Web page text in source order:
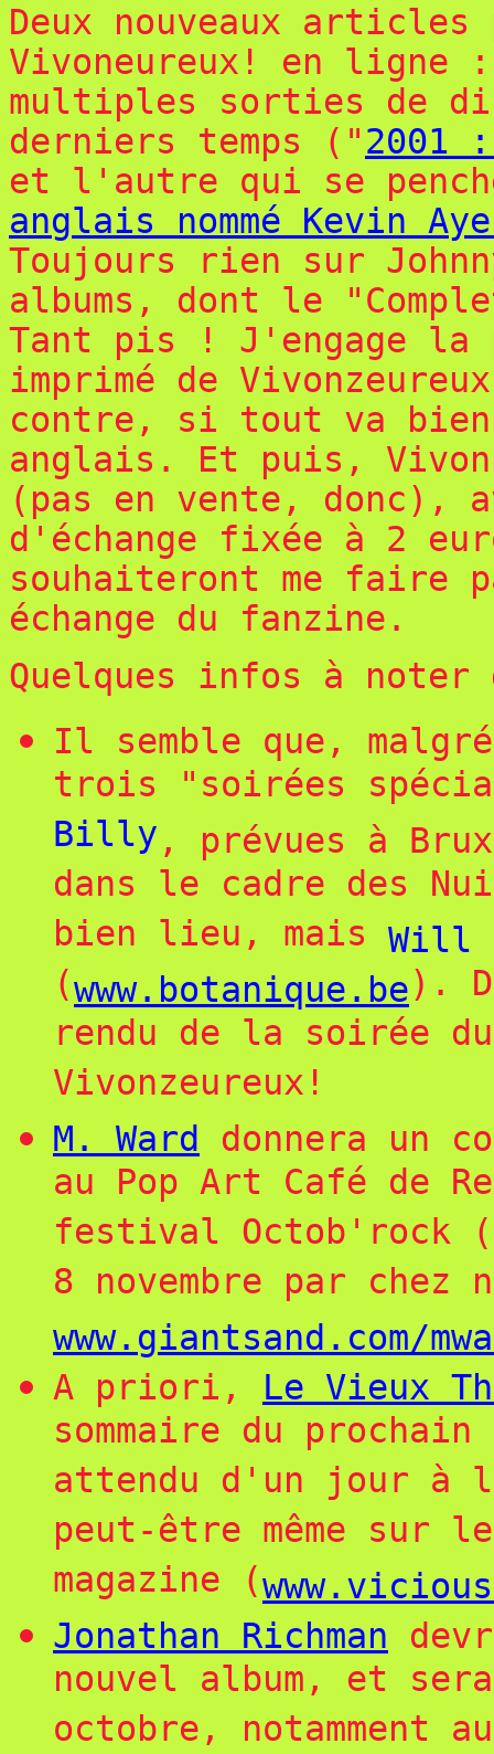
Deux nouveaux
Vivoneureux! en ligne
multiples sorties de
derniers temps ("2001
et l'autre qui se
anglais nommé Kevin
Toujours rien sur
albums, dont le
Tant pis ! J'engage la
imprimé de
contre, si tout va
anglais. Et puis,
(pas en vente, donc),
d'échange fixée à 2
souhaiteront me faire
échange du fanzine.
Quelques infos à noter
Il semble que,
trois "soirées
Billy , prévues à
dans le cadre des
bien lieu, mais Will
(www.botanique.be).
rendu de la soirée
Vivonzeureux!
M. Ward donnera un
au Pop Art Café de
festival Octob'rock
8 novembre par chez
www.giantsand.com/
A priori, Le Vieux
sommaire du prochain
attendu d'un jour à
peut-être même sur
magazine (
Jonathan Richman
nouvel album, et
octobre, notamment